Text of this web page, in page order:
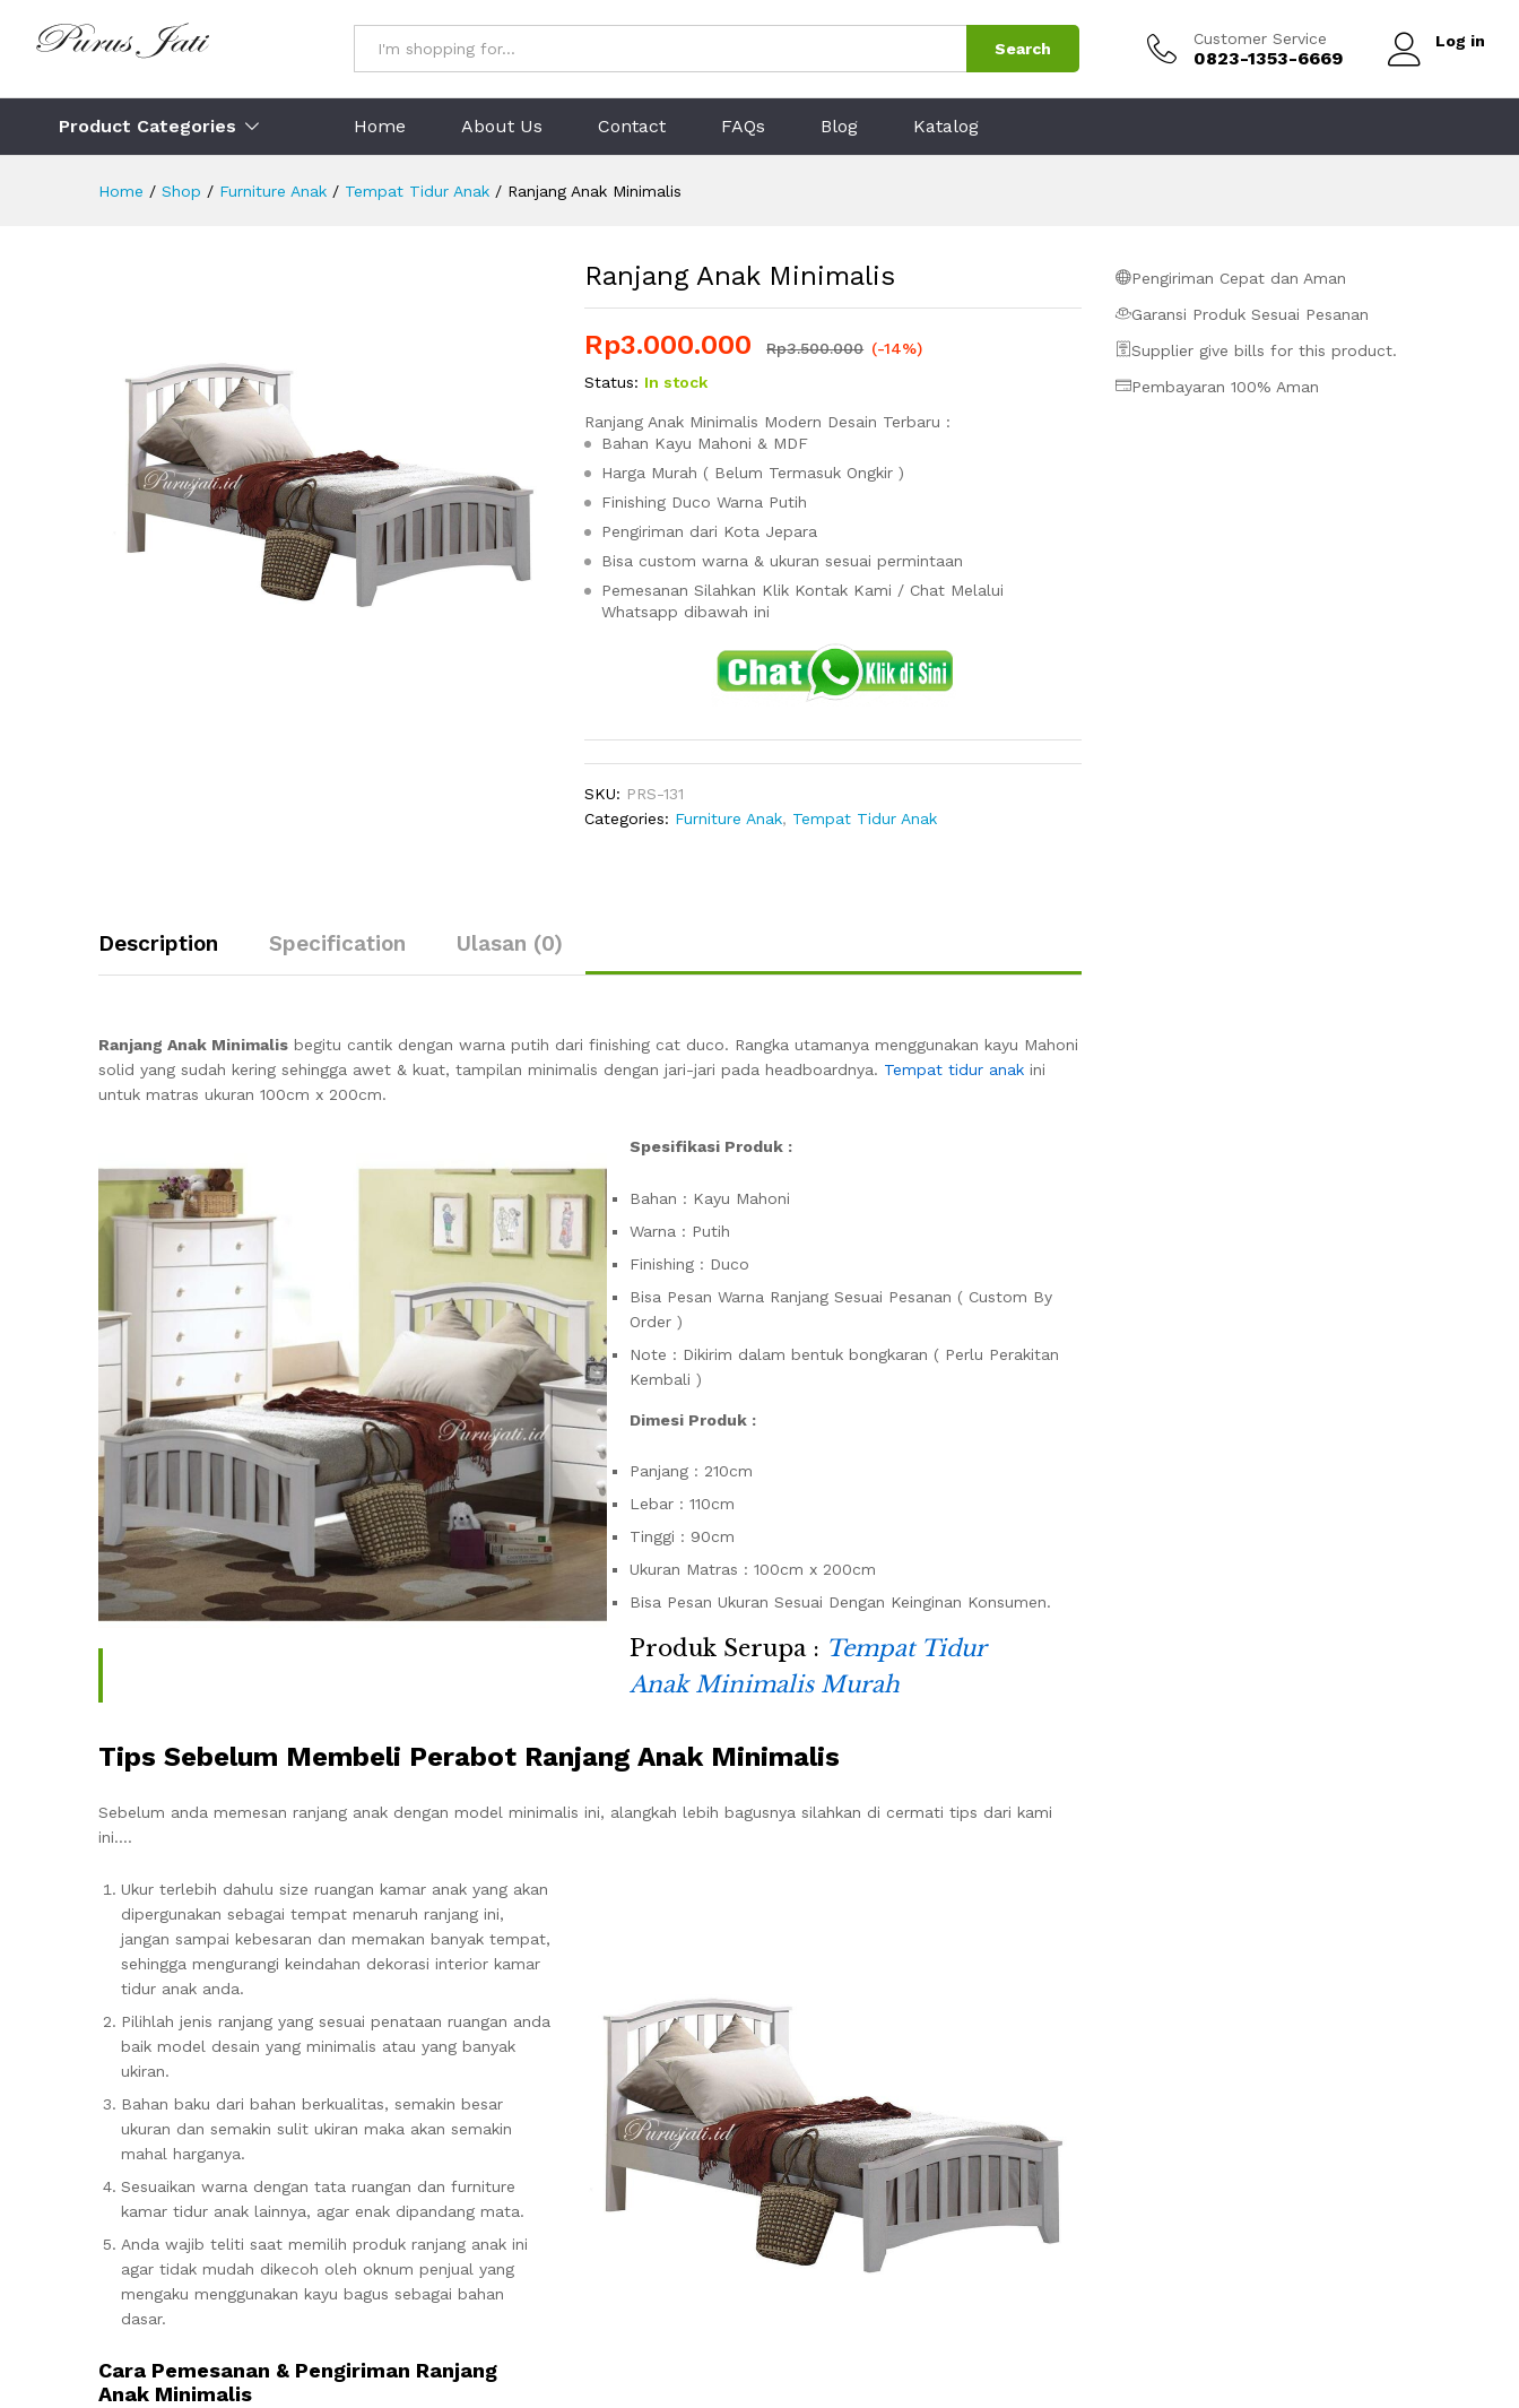
Search
Customer Service
0823-1353-6669
Log in
Product Categories Home About Us Contact FAQs Blog Katalog
Home / Shop / Furniture Anak / Tempat Tidur Anak / Ranjang Anak Minimalis
Ranjang Anak Minimalis
Rp3.000.000 Rp3.500.000 (-14%)
Status: In stock
Ranjang Anak Minimalis Modern Desain Terbaru :
Bahan Kayu Mahoni & MDF
Harga Murah ( Belum Termasuk Ongkir )
Finishing Duco Warna Putih
Pengiriman dari Kota Jepara
Bisa custom warna & ukuran sesuai permintaan
Pemesanan Silahkan Klik Kontak Kami / Chat Melalui
Whatsapp dibawah ini
SKU: PRS-131
Categories: Furniture Anak, Tempat Tidur Anak
Description Specification Ulasan (0)
Ranjang Anak Minimalis begitu cantik dengan warna putih dari finishing cat duco. Rangka utamanya menggunakan kayu Mahoni
solid yang sudah kering sehingga awet & kuat, tampilan minimalis dengan jari-jari pada headboardnya. Tempat tidur anak ini
untuk matras ukuran 100cm x 200cm.
Spesifikasi Produk :
Bahan : Kayu Mahoni
Warna : Putih
Finishing : Duco
Bisa Pesan Warna Ranjang Sesuai Pesanan ( Custom By
Order )
Note : Dikirim dalam bentuk bongkaran ( Perlu Perakitan
Kembali )
Dimesi Produk :
Panjang : 210cm
Lebar : 110cm
Tinggi : 90cm
Ukuran Matras : 100cm x 200cm
Bisa Pesan Ukuran Sesuai Dengan Keinginan Konsumen.
Produk Serupa : Tempat Tidur
Anak Minimalis Murah
Tips Sebelum Membeli Perabot Ranjang Anak Minimalis
Sebelum anda memesan ranjang anak dengan model minimalis ini, alangkah lebih bagusnya silahkan di cermati tips dari kami
ini….
Ukur terlebih dahulu size ruangan kamar anak yang akan
dipergunakan sebagai tempat menaruh ranjang ini,
jangan sampai kebesaran dan memakan banyak tempat,
sehingga mengurangi keindahan dekorasi interior kamar
tidur anak anda.
Pilihlah jenis ranjang yang sesuai penataan ruangan anda
baik model desain yang minimalis atau yang banyak
ukiran.
Bahan baku dari bahan berkualitas, semakin besar
ukuran dan semakin sulit ukiran maka akan semakin
mahal harganya.
Sesuaikan warna dengan tata ruangan dan furniture
kamar tidur anak lainnya, agar enak dipandang mata.
Anda wajib teliti saat memilih produk ranjang anak ini
agar tidak mudah dikecoh oleh oknum penjual yang
mengaku menggunakan kayu bagus sebagai bahan
dasar.
Cara Pemesanan & Pengiriman Ranjang
Anak Minimalis
Pengiriman Cepat dan Aman
Garansi Produk Sesuai Pesanan
Supplier give bills for this product.
Pembayaran 100% Aman
Description Rp 3.500.000